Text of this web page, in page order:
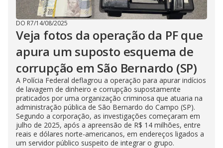
DO R7/14/08/2025
Veja fotos da operação da PF que
apura um suposto esquema de
corrupção em São Bernardo (SP)
A Polícia Federal deflagrou a operação para apurar indícios
de lavagem de dinheiro e corrupção supostamente
praticados por uma organização criminosa que atuaria na
administração pública de São Bernardo do Campo (SP).
Segundo a corporação, as investigações começaram em
julho de 2025, após a apreensão de R$ 14 milhões, entre
reais e dólares norte-americanos, em endereços ligados a
um servidor público suspeito de integrar o grupo.